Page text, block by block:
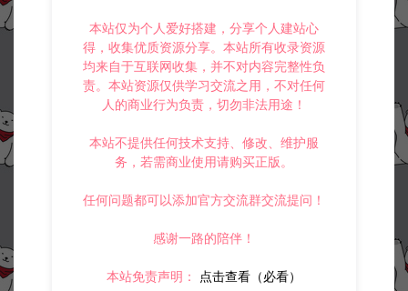
本站仅为个人爱好搭建，分享个人建站心
得，收集优质资源分享。本站所有收录资源
均来自于互联网收集，并不对内容完整性负
责。本站资源仅供学习交流之用，不对任何
人的商业行为负责，切勿非法用途！
本站不提供任何技术支持、修改、维护服
务，若需商业使用请购买正版。
任何问题都可以添加官方交流群交流提问！
感谢一路的陪伴！
本站免责声明： 点击查看（必看）